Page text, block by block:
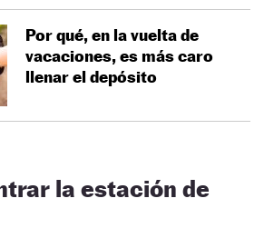
Por qué, en la vuelta de
vacaciones, es más caro
llenar el depósito
la estación de